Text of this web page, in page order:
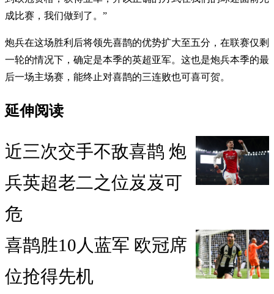
成比赛，我们做到了。”
炮兵在这场胜利后将领先喜鹊的优势扩大至五分，在联赛仅剩
一轮的情况下，确定是本季的英超亚军。这也是炮兵本季的最
后一场主场赛，能终止对喜鹊的三连败也可喜可贺。
延伸阅读
近三次交手不敌喜鹊 炮
兵英超老二之位岌岌可
危
喜鹊胜10人蓝军 欧冠席
位抢得先机